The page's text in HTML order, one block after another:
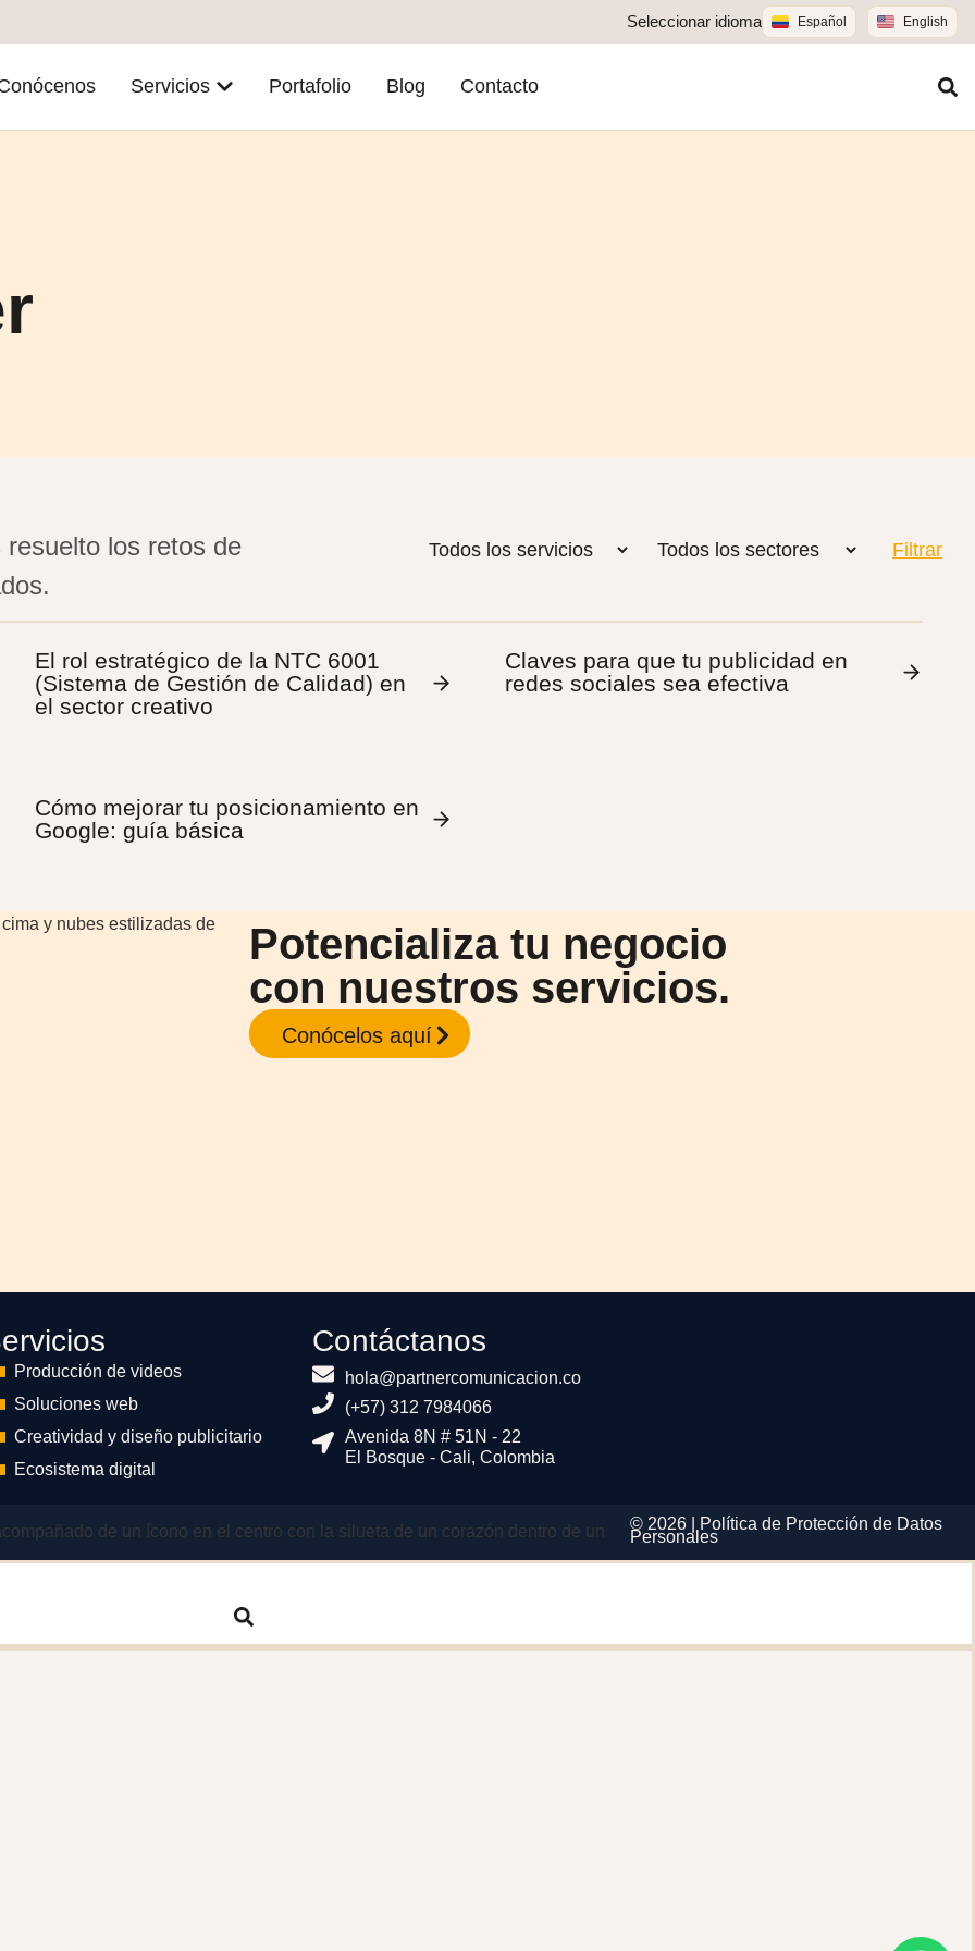
Seleccionar idioma Español English
Servicios Portafolio Blog Contacto
los retos de
El rol estratégico de la NTC 6001
(Sistema de Gestión de Calidad) en
el sector creativo
Claves para que tu publicidad en
redes sociales sea efectiva
Cómo mejorar tu posicionamiento en
Google: guía básica
Potencializa tu negocio
con nuestros servicios.
Conócelos aquí
Producción de videos
Soluciones web
Creatividad y diseño publicitario
Ecosistema digital
Contáctanos
hola@partnercomunicacion.co
(+57) 312 7984066
Avenida 8N # 51N - 22
El Bosque - Cali, Colombia
© 2026 | Política de Protección de Datos
Personales